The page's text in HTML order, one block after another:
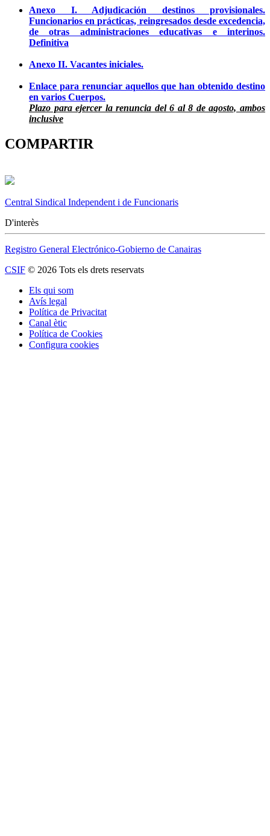
Anexo I. Adjudicación destinos provisionales.
Funcionarios en prácticas, reingresados desde excedencia,
de otras administraciones educativas e interinos.
Definitiva
Anexo II. Vacantes iniciales.
Enlace para renunciar aquellos que han obtenido destino
en varios Cuerpos.
Plazo para ejercer la renuncia del 6 al 8 de agosto, ambos
inclusive
COMPARTIR
Central Sindical Independent i de Funcionaris
D'interès
Registro General Electrónico-Gobierno de Canairas
CSIF © 2026 Tots els drets reservats
Els qui som
Avís legal
Política de Privacitat
Canal ètic
Política de Cookies
Configura cookies